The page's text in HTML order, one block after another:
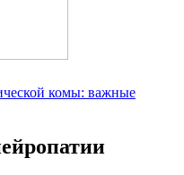
комы: важные